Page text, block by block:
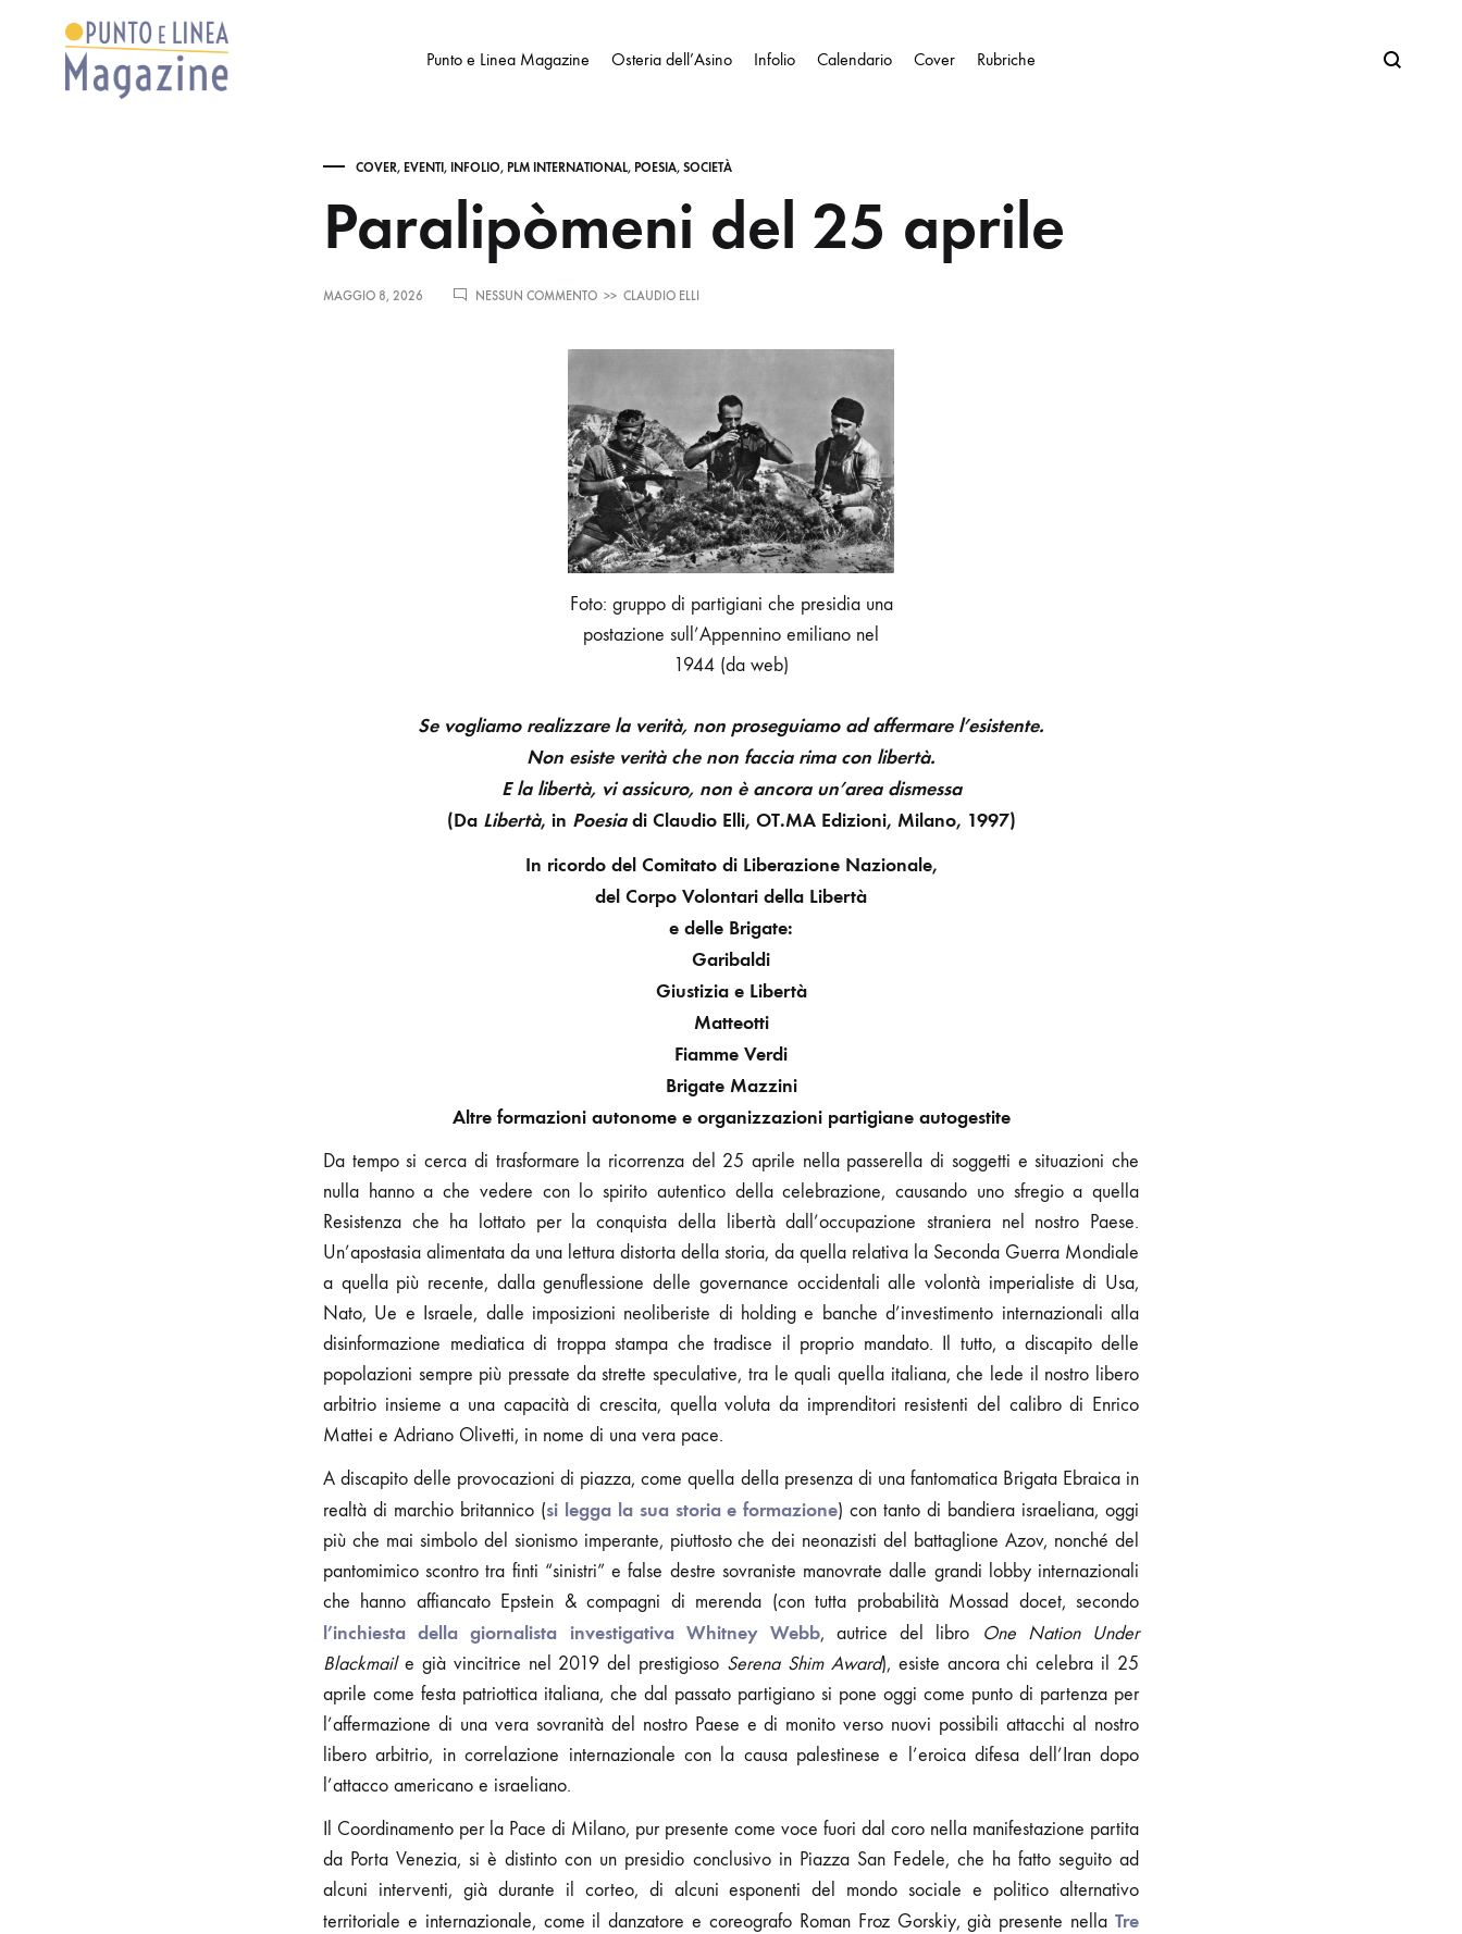
Punto e Linea Magazine Osteria dell’Asino Infolio Calendario Cover Rubriche Search
COVER, EVENTI, INFOLIO, PLM INTERNATIONAL, POESIA, SOCIETÀ
Paralipòmeni del 25 aprile
MAGGIO 8, 2026 NESSUN COMMENTOSU
25
>> CLAUDIO ELLI
Foto: gruppo di partigiani che presidia una
postazione sull’Appennino emiliano nel
1944 (da web)
Se vogliamo realizzare la verità, non proseguiamo ad affermare l’esistente.
Non esiste verità che non faccia rima con libertà.
E la libertà, vi assicuro, non è ancora un’area dismessa
(Da Libertà, in Poesiadi Claudio Elli, OT.MA Edizioni, Milano, 1997)
In ricordo del Comitato di Liberazione Nazionale,
del Corpo Volontari della Libertà
e delle Brigate:
Garibaldi
Giustizia e Libertà
Matteotti
Fiamme Verdi
Brigate Mazzini
Altre formazioni autonome e organizzazioni partigiane autogestite
Da tempo si cerca di trasformare la ricorrenza del 25 aprile nella passerella di soggetti e situazioni che
nulla hanno a che vedere con lo spirito autentico della celebrazione, causando uno sfregio a quella
Resistenza che ha lottato per la conquista della libertà dall’occupazione straniera nel nostro Paese.
Un’apostasia alimentata da una lettura distorta della storia, da quella relativa la Seconda Guerra Mondiale
a quella più recente, dalla genuflessione delle governance occidentali alle volontà imperialiste di Usa,
Nato, Ue e Israele, dalle imposizioni neoliberiste di holding e banche d’investimento internazionali alla
disinformazione mediatica di troppa stampa che tradisce il proprio mandato. Il tutto, a discapito delle
popolazioni sempre più pressate da strette speculative, tra le quali quella italiana, che lede il nostro libero
arbitrio insieme a una capacità di crescita, quella voluta da imprenditori resistenti del calibro di Enrico
Mattei e Adriano Olivetti, in nome di una vera pace.
A discapito delle provocazioni di piazza, come quella della presenza di una fantomatica Brigata Ebraica in
realtà di marchio britannico (si legga la sua storia e formazione) con tanto di bandiera israeliana, oggi
più che mai simbolo del sionismo imperante, piuttosto che dei neonazisti del battaglione Azov, nonché del
pantomimico scontro tra finti “sinistri” e false destre sovraniste manovrate dalle grandi lobby internazionali
che hanno affiancato Epstein & compagni di merenda (con tutta probabilità Mossad docet, secondo
l’inchiesta della giornalista investigativa Whitney Webb, autrice del libro
One Nation Under
Blackmaile già vincitrice nel 2019 del prestigioso Serena Shim Award), esiste ancora chi celebra il 25
aprile come festa patriottica italiana, che dal passato partigiano si pone oggi come punto di partenza per
l’affermazione di una vera sovranità del nostro Paese e di monito verso nuovi possibili attacchi al nostro
libero arbitrio, in correlazione internazionale con la causa palestinese e l’eroica difesa dell’Iran dopo
l’attacco americano e israeliano.
Il Coordinamento per la Pace di Milano, pur presente come voce fuori dal coro nella manifestazione partita
da Porta Venezia, si è distinto con un presidio conclusivo in Piazza San Fedele, che ha fatto seguito ad
alcuni interventi, già durante il corteo, di alcuni esponenti del mondo sociale e politico alternativo
territoriale e internazionale, come il danzatore e coreografo Roman Froz Gorskiy, già presente nella Tre